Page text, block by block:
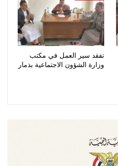
تفقد سير العمل في مكتب
وزارة الشؤون الاجتماعية بذمار